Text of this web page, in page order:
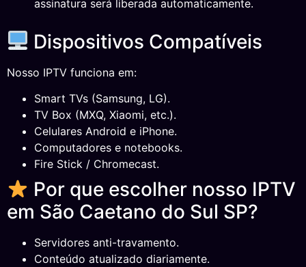
assinatura será liberada automaticamente.
Dispositivos Compatíveis
Nosso IPTV funciona em:
Smart TVs (Samsung, LG).
TV Box (MXQ, Xiaomi, etc.).
Celulares Android e iPhone.
Computadores e notebooks.
Fire Stick / Chromecast.
Por que escolher nosso IPTV
em São Caetano do Sul SP?
Servidores anti-travamento.
Conteúdo atualizado diariamente.